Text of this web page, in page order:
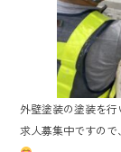
外壁塗装の塗装を行
求人募集中ですの